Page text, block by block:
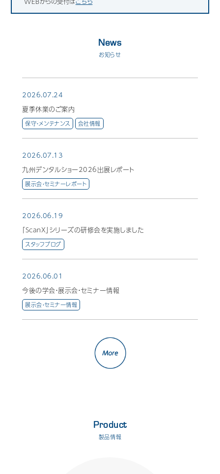
News
お知らせ
2026.07.24
夏季休業のご案内
保守・メンテナンス 会社情報
2026.07.13
九州デンタルショー2026出展レポート
展示会・セミナーレポート
2026.06.19
「ScanX」シリーズの研修会を実施しました
スタッフブログ
2026.06.01
今後の学会・展示会・セミナー情報
展示会・セミナー情報
Product
製品情報